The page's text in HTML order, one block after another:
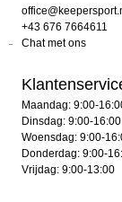
+43 676 7664611
Chat met ons
Maandag: 9:00-
Dinsdag: 9:00-16:00
Woensdag: 9:00-
Donderdag: 9:00-
Vrijdag: 9:00-13:00